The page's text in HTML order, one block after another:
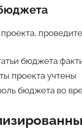
бюджета
проекта учтены
бюджета во